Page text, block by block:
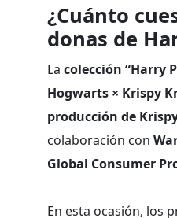
¿Cuánto
donas de
La colección “Harry
Hogwarts × Krispy
producción de
colaboración con
Global Consumer
En esta ocasión, los